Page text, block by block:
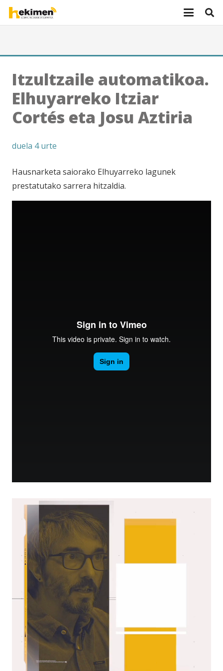
Itzultzaile automatikoa.
Elhuyarreko Itziar
Cortés eta Josu Aztiria
duela 4 urte
Hausnarketa saiorako Elhuyarreko lagunek
prestatutako sarrera hitzaldia.